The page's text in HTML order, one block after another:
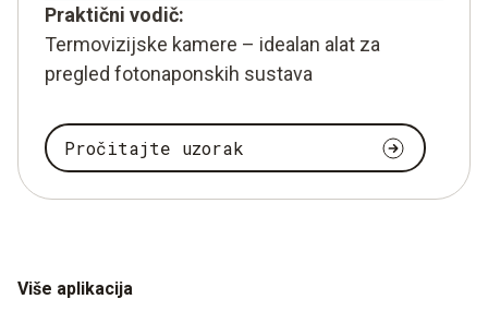
Praktični vodič:
Termovizijske kamere – idealan alat za
pregled fotonaponskih sustava
Pročitajte uzorak
Više aplikacija